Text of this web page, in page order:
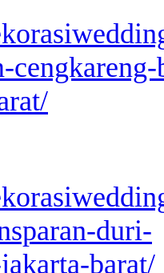
cengkareng-
duri-
barat/